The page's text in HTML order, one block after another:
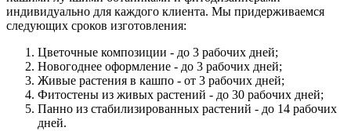
индивидуально для каждого клиента. Мы придерживаемся
следующих сроков изготовления:
Цветочные композиции - до 3 рабочих дней;
Новогоднее оформление - до 3 рабочих дней;
Живые растения в кашпо - от 3 рабочих дней;
Фитостены из живых растений - до 30 рабочих дней;
Панно из стабилизированных растений - до 14 рабочих
дней.